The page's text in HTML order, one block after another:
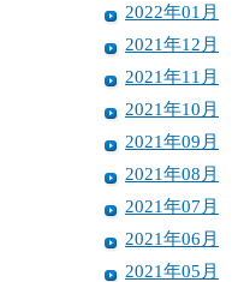
2022年01月
2021年12月
2021年11月
2021年10月
2021年09月
2021年08月
2021年07月
2021年06月
2021年05月